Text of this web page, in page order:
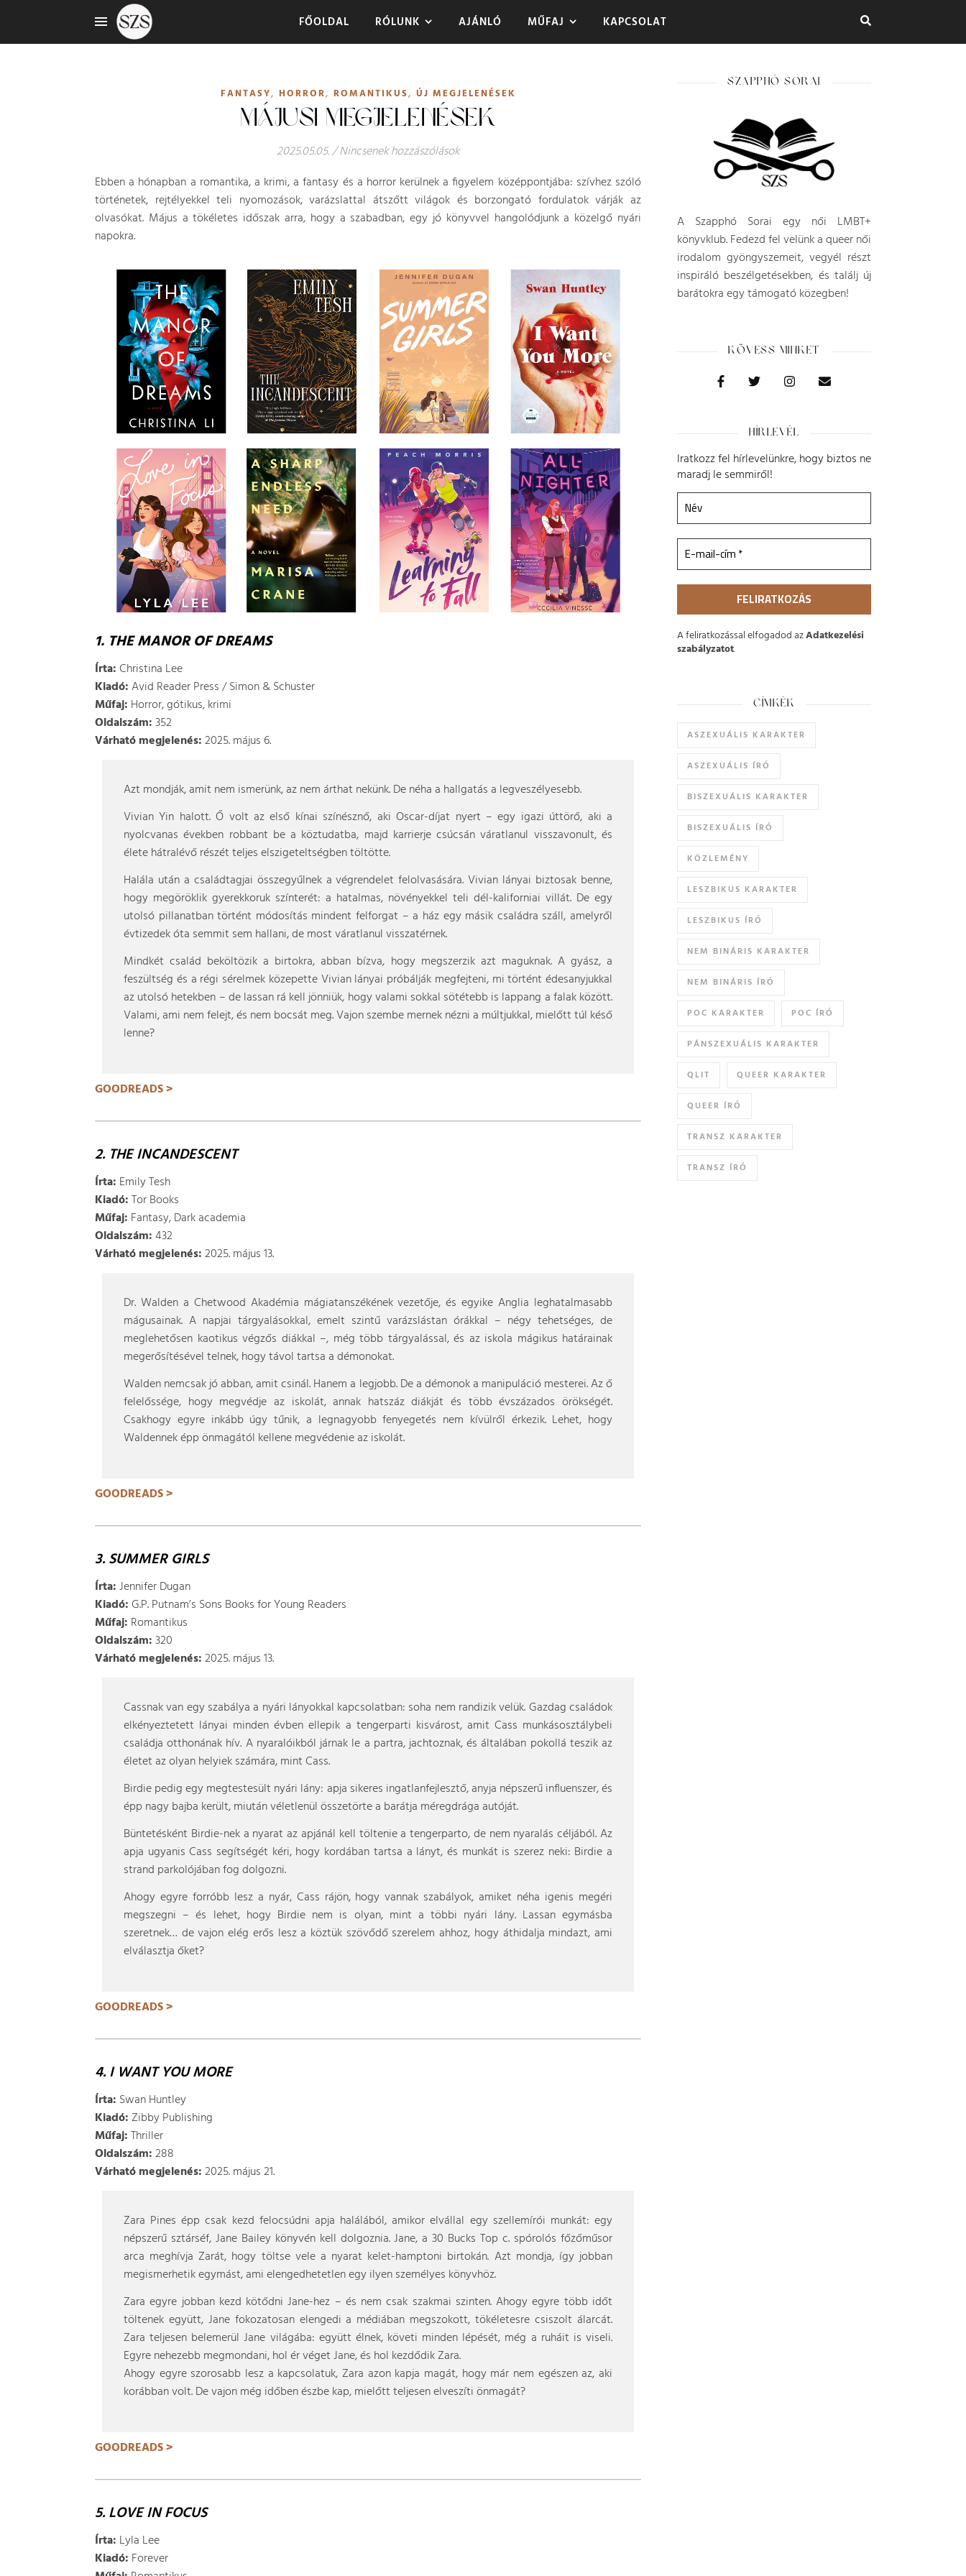
FŐOLDAL RÓLUNK AJÁNLÓ MŰFAJ KAPCSOLAT
FANTASY, HORROR, ROMANTIKUS, ÚJ MEGJELENÉSEK
MÁJUSI MEGJELENÉSEK
2025.05.05./Nincsenek hozzászólások
Ebben a hónapban a romantika, a krimi, a fantasy és a horror kerülnek a figyelem középpontjába: szívhez szóló
történetek, rejtélyekkel teli nyomozások, varázslattal átszőtt világok és borzongató fordulatok várják az
olvasókat. Május a tökéletes időszak arra, hogy a szabadban, egy jó könyvvel hangolódjunk a közelgő nyári
napokra.
1. THE MANOR OF DREAMS
Írta:Christina Lee
Kiadó:Avid Reader Press / Simon & Schuster
Műfaj: Horror, gótikus, krimi
Oldalszám:352
Várható megjelenés:2025. május 6.
Azt mondják, amit nem ismerünk, az nem árthat nekünk. De néha a hallgatás a legveszélyesebb.
Vivian Yin halott. Ő volt az első kínai színésznő, aki Oscar-díjat nyert – egy igazi úttörő, aki a
nyolcvanas években robbant be a köztudatba, majd karrierje csúcsán váratlanul visszavonult, és
élete hátralévő részét teljes elszigeteltségben töltötte.
Halála után a családtagjai összegyűlnek a végrendelet felolvasására. Vivian lányai biztosak benne,
hogy megöröklik gyerekkoruk színterét: a hatalmas, növényekkel teli dél-kaliforniai villát. De egy
utolsó pillanatban történt módosítás mindent felforgat – a ház egy másik családra száll, amelyről
évtizedek óta semmit sem hallani, de most váratlanul visszatérnek.
Mindkét család beköltözik a birtokra, abban bízva, hogy megszerzik azt maguknak. A gyász, a
feszültség és a régi sérelmek közepette Vivian lányai próbálják megfejteni, mi történt édesanyjukkal
az utolsó hetekben – de lassan rá kell jönniük, hogy valami sokkal sötétebb is lappang a falak között.
Valami, ami nem felejt, és nem bocsát meg. Vajon szembe mernek nézni a múltjukkal, mielőtt túl késő
lenne?
GOODREADS >
2. THE INCANDESCENT
Írta: Emily Tesh
Kiadó:Tor Books
Műfaj: Fantasy, Dark academia
Oldalszám:432
Várható megjelenés:2025. május 13.
Dr. Walden a Chetwood Akadémia mágiatanszékének vezetője, és egyike Anglia leghatalmasabb
mágusainak. A napjai tárgyalásokkal, emelt szintű varázslástan órákkal – négy tehetséges, de
meglehetősen kaotikus végzős diákkal –, még több tárgyalással, és az iskola mágikus határainak
megerősítésével telnek, hogy távol tartsa a démonokat.
Walden nemcsak jó abban, amit csinál. Hanem a legjobb. De a démonok a manipuláció mesterei. Az ő
felelőssége, hogy megvédje az iskolát, annak hatszáz diákját és több évszázados örökségét.
Csakhogy egyre inkább úgy tűnik, a legnagyobb fenyegetés nem kívülről érkezik. Lehet, hogy
Waldennek épp önmagától kellene megvédenie az iskolát.
GOODREADS >
3. SUMMER GIRLS
Írta:Jennifer Dugan
Kiadó:G.P. Putnam’s Sons Books for Young Readers
Műfaj: Romantikus
Oldalszám:320
Várható megjelenés:2025. május 13.
Cassnak van egy szabálya a nyári lányokkal kapcsolatban: soha nem randizik velük. Gazdag családok
elkényeztetett lányai minden évben ellepik a tengerparti kisvárost, amit Cass munkásosztálybeli
családja otthonának hív. A nyaralóikból járnak le a partra, jachtoznak, és általában pokollá teszik az
életet az olyan helyiek számára, mint Cass.
Birdie pedig egy megtestesült nyári lány: apja sikeres ingatlanfejlesztő, anyja népszerű influenszer, és
épp nagy bajba került, miután véletlenül összetörte a barátja méregdrága autóját.
Büntetésként Birdie-nek a nyarat az apjánál kell töltenie a tengerparto, de nem nyaralás céljából. Az
apja ugyanis Cass segítségét kéri, hogy kordában tartsa a lányt, és munkát is szerez neki: Birdie a
strand parkolójában fog dolgozni.
Ahogy egyre forróbb lesz a nyár, Cass rájön, hogy vannak szabályok, amiket néha igenis megéri
megszegni – és lehet, hogy Birdie nem is olyan, mint a többi nyári lány. Lassan egymásba
szeretnek… de vajon elég erős lesz a köztük szövődő szerelem ahhoz, hogy áthidalja mindazt, ami
elválasztja őket?
GOODREADS >
4. I WANT YOU MORE
Írta: Swan Huntley
Kiadó:Zibby Publishing
Műfaj:Thriller
Oldalszám:288
Várható megjelenés:2025. május 21.
Zara Pines épp csak kezd felocsúdni apja halálából, amikor elvállal egy szellemírói munkát: egy
népszerű sztárséf, Jane Bailey könyvén kell dolgoznia. Jane, a 30 Bucks Top c. spórolós főzőműsor
arca meghívja Zarát, hogy töltse vele a nyarat kelet-hamptoni birtokán. Azt mondja, így jobban
megismerhetik egymást, ami elengedhetetlen egy ilyen személyes könyvhöz.
Zara egyre jobban kezd kötődni Jane-hez – és nem csak szakmai szinten. Ahogy egyre több időt
töltenek együtt, Jane fokozatosan elengedi a médiában megszokott, tökéletesre csiszolt álarcát.
Zara teljesen belemerül Jane világába: együtt élnek, követi minden lépését, még a ruháit is viseli.
Egyre nehezebb megmondani, hol ér véget Jane, és hol kezdődik Zara.
Ahogy egyre szorosabb lesz a kapcsolatuk, Zara azon kapja magát, hogy már nem egészen az, aki
korábban volt. De vajon még időben észbe kap, mielőtt teljesen elveszíti önmagát?
GOODREADS >
5. LOVE IN FOCUS
Írta: Lyla Lee
Kiadó: Forever
SZAPPHÓ SORAI
A Szapphó Sorai egy női LMBT+
könyvklub. Fedezd fel velünk a queer női
irodalom gyöngyszemeit, vegyél részt
inspiráló beszélgetésekben, és találj új
barátokra egy támogató közegben!
KÖVESS MINKET
HÍRLEVÉL
Iratkozz fel hírlevelünkre, hogy biztos ne
maradj le semmiről!
A feliratkozással elfogadod azAdatkezelési
szabályzatot.
CÍMKÉK
ASZEXUÁLIS KARAKTER
ASZEXUÁLIS ÍRÓ
BISZEXUÁLIS KARAKTER
BISZEXUÁLIS ÍRÓ
KÖZLEMÉNY
LESZBIKUS KARAKTER
LESZBIKUS ÍRÓ
NEM BINÁRIS KARAKTER
NEM BINÁRIS ÍRÓ
POC KARAKTER POC ÍRÓ
PÁNSZEXUÁLIS KARAKTER
QLIT QUEER KARAKTER
QUEER ÍRÓ
TRANSZ KARAKTER
TRANSZ ÍRÓ